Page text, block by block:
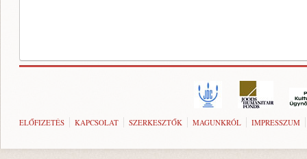
ELŐFIZETÉS KAPCSOLAT SZERKESZTŐK MAGUNKRÓL IMPRESSZUM